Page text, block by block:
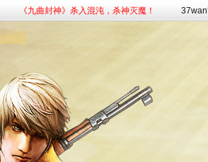
《斗罗大陆：传承》百万福利抽奖活动！